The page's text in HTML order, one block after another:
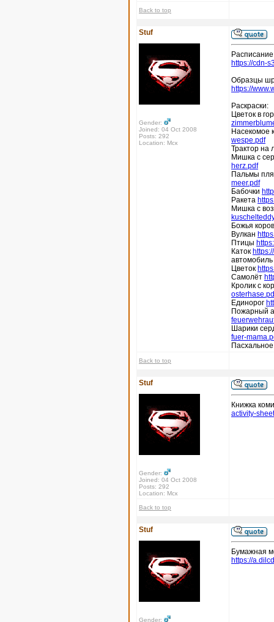
Back to top
Stuf
Gender:
Joined: 04 Oct 2008
Posts: 292
Location: Мск
https://cdn-
Образцы
https://
Раскраски:
Цветок в
Насекомое
wespe.pdf
Трактор на
Мишка с
herz.pdf
Пальмы
meer.pdf
Бабочки
Ракета
Мишка с
Божья
Вулкан
Птицы
Каток
автомобиль
Цветок
Самолёт
Кролик с
Единорог
Пожарный
Шарики
fuer-
Back to top
Stuf
Gender:
Joined: 04 Oct 2008
Posts: 292
Location: Мск
Книжка
activity-
Back to top
Stuf
Gender:
Бумажная
https://